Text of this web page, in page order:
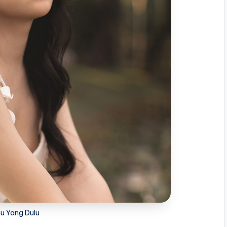
Yang Dulu